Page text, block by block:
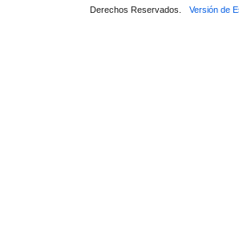
Derechos Reservados. Versión de